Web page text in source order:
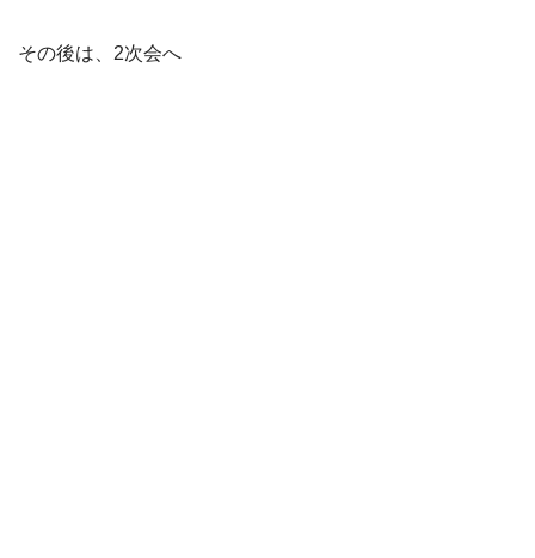
その後は、2次会へ